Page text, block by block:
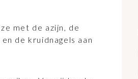
met de azijn, de
de kruidnagels aan